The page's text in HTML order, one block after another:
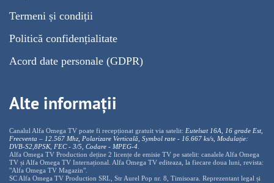
Termeni și condiții
Politică confidențialitate
Acord date personale (GDPR)
Alte informații
Canalul Alfa Omega TV poate fi recepționat gratuit via satelit: Eutelsat 16A, 16 grade Est,
Frecventa – 12.567 Mhz, Polarizare Verticală, Symbol rate - 16.667 ks/s, Modulație:
DVB-S2,8PSK, FEC - 3/5, Codare - MPEG-4
Alfa Omega TV Production deține 2 licențe de emisie TV pe satelit: canalele Alfa Omega
TV și Alfa Omega TV Internațional. Alfa Omega TV editeaza, la fiecare doua luni, revista:
"Alfa Omega TV Magazin".
SC Alfa Omega TV Production SRL, Str Aurel Pop nr. 8, Timisoara. Reprezentant legal și